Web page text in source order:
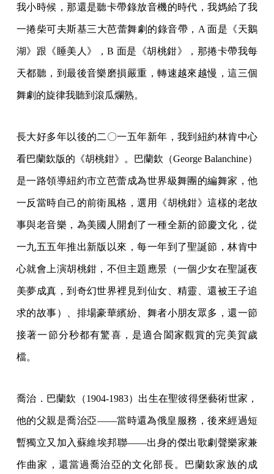
我小時候，那還是聽卡帶錄放音機的時代，我媽給了我
一捲柴可夫斯基三大芭蕾舞劇的錄音帶，A 面是《天鵝
湖》跟《睡美人》，B 面是《胡桃鉗》，那捲卡帶我每
天都聽，到最後音樂磨損嚴重，轉速越來越慢，這三個
舞劇的旋律我聽到滾瓜爛熟。
長大好多年以後的二〇一五年新年，我到紐約林肯中心
看巴蘭欽版的《胡桃鉗》。巴蘭欽（George Balanchine）
是一路領導紐約市立芭蕾成為世界級舞團的編舞家，他
一反當時自己的前衛風格，選用《胡桃鉗》這樣的老故
事與老音樂，為美國人開創了一種全新的節慶文化，從
一九五五年推出新版以來，每一年到了聖誕節，林肯中
心就會上演胡桃鉗，不但主題應景（一個少女在聖誕夜
美夢成真，到奇幻世界裡見到仙女、精靈、還被王子追
求的故事）、排場豪華繽紛、舞者小朋友眾多，還一節
接著一節分秒都有驚喜，是適合闔家觀賞的完美賀歲
檔。
喬治．巴蘭欽（1904-1983）出生在聖彼得堡藝術世家，
他的父親是喬治亞——當時還為俄皇服務，後來經過短
暫獨立又加入蘇維埃邦聯——出身的傑出歌劇聲樂家兼
作曲家，還當過喬治亞的文化部長。巴蘭欽家族的成